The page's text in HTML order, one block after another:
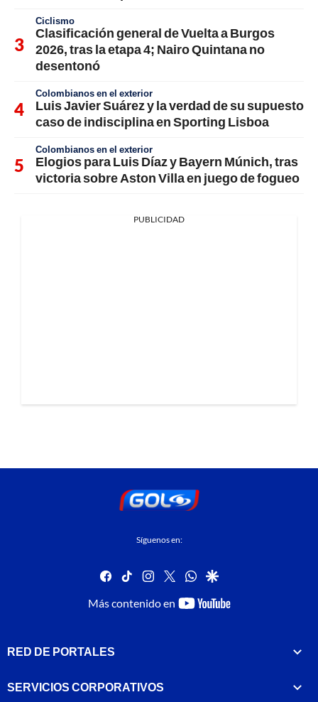
Ciclismo
Clasificación general de Vuelta a Burgos
2026, tras la etapa 4; Nairo Quintana no
desentonó
Colombianos en el exterior
Luis Javier Suárez y la verdad de su supuesto
caso de indisciplina en Sporting Lisboa
Colombianos en el exterior
Elogios para Luis Díaz y Bayern Múnich, tras
victoria sobre Aston Villa en juego de fogueo
PUBLICIDAD
Síguenos en:
facebook
tiktok instagram
twitterwhatsapp
google
Más contenido en
youtube-
RED DE PORTALES
SERVICIOS CORPORATIVOS